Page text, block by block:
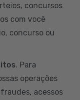
concursos
com você
concurso ou
. Para
operações
acessos